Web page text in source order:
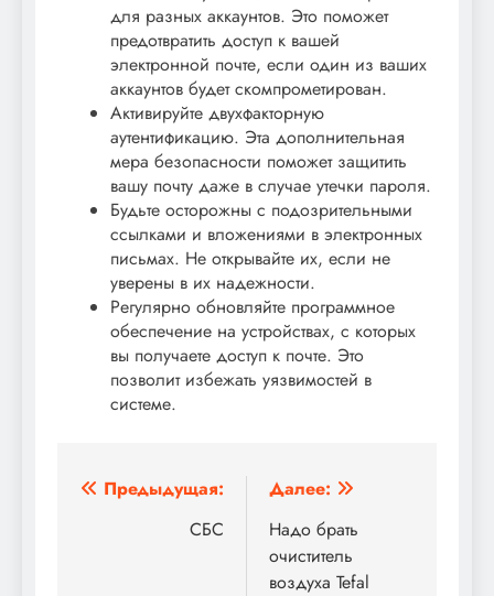
для разных аккаунтов. Это поможет
предотвратить доступ к вашей
электронной почте, если один из ваших
аккаунтов будет скомпрометирован.
Активируйте двухфакторную
аутентификацию. Эта дополнительная
мера безопасности поможет защитить
вашу почту даже в случае утечки пароля.
Будьте осторожны с подозрительными
ссылками и вложениями в электронных
письмах. Не открывайте их, если не
уверены в их надежности.
Регулярно обновляйте программное
обеспечение на устройствах, с которых
вы получаете доступ к почте. Это
позволит избежать уязвимостей в
системе.
Навигация
Предыдущая:
СБС
Далее:
Надо брать
очиститель
воздуха Tefal